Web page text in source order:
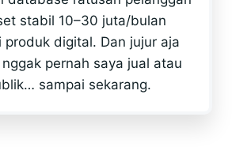
stabil 10–30 juta/bulan
digital. Dan jujur aja
pernah saya jual atau
sampai sekarang.